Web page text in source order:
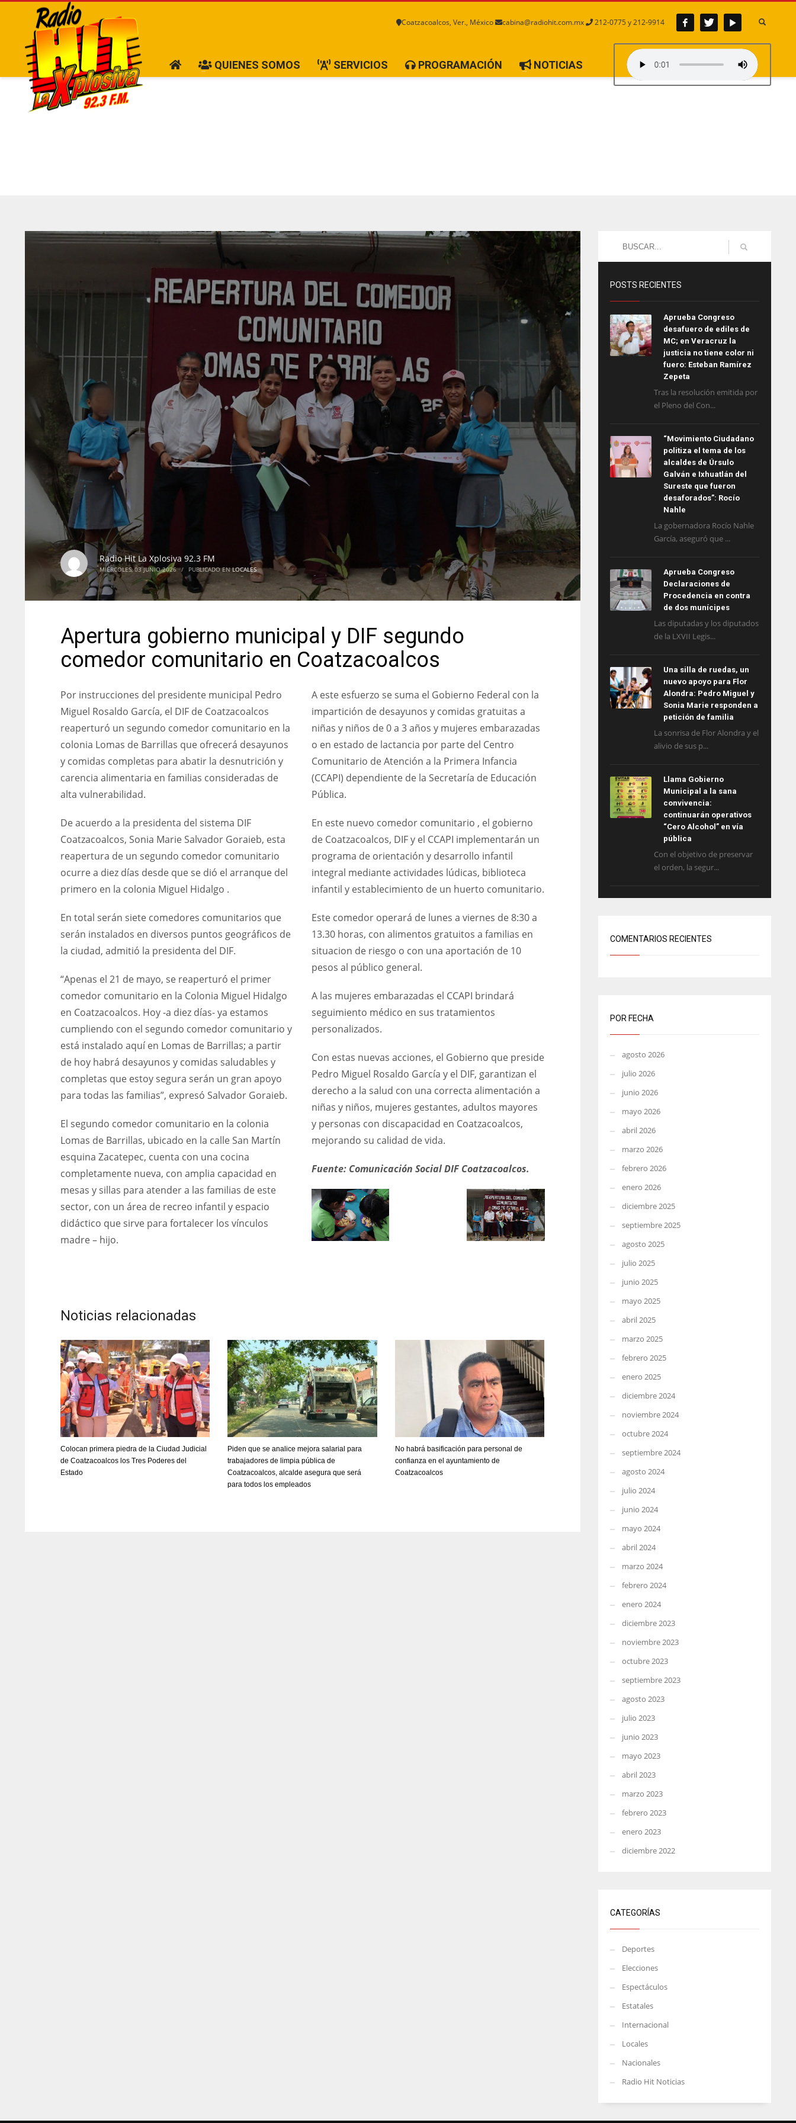
Coatzacoalcos, Ver., México cabina@radiohit.com.mx 212-0775 y 212-9914
QUIENES SOMOS SERVICIOS PROGRAMACIÓN NOTICIAS
Radio Hit La Xplosiva 92.3 FM
MIÉRCOLES, 03 JUNIO 2026 / PUBLICADO ENLOCALES
Apertura gobierno municipal y DIF segundo
comedor comunitario en Coatzacoalcos
Por instrucciones del presidente municipal Pedro
Miguel Rosaldo García, el DIF de Coatzacoalcos
reaperturó un segundo comedor comunitario en la
colonia Lomas de Barrillas que ofrecerá desayunos
y comidas completas para abatir la desnutrición y
carencia alimentaria en familias consideradas de
alta vulnerabilidad.
De acuerdo a la presidenta del sistema DIF
Coatzacoalcos, Sonia Marie Salvador Goraieb, esta
reapertura de un segundo comedor comunitario
ocurre a diez días desde que se dió el arranque del
primero en la colonia Miguel Hidalgo .
En total serán siete comedores comunitarios que
serán instalados en diversos puntos geográficos de
la ciudad, admitió la presidenta del DIF.
“Apenas el 21 de mayo, se reaperturó el primer
comedor comunitario en la Colonia Miguel Hidalgo
en Coatzacoalcos. Hoy -a diez días- ya estamos
cumpliendo con el segundo comedor comunitario y
está instalado aquí en Lomas de Barrillas; a partir
de hoy habrá desayunos y comidas saludables y
completas que estoy segura serán un gran apoyo
para todas las familias”, expresó Salvador Goraieb.
El segundo comedor comunitario en la colonia
Lomas de Barrillas, ubicado en la calle San Martín
esquina Zacatepec, cuenta con una cocina
completamente nueva, con amplia capacidad en
mesas y sillas para atender a las familias de este
sector, con un área de recreo infantil y espacio
didáctico que sirve para fortalecer los vínculos
madre – hijo.
A este esfuerzo se suma el Gobierno Federal con la
impartición de desayunos y comidas gratuitas a
niñas y niños de 0 a 3 años y mujeres embarazadas
o en estado de lactancia por parte del Centro
Comunitario de Atención a la Primera Infancia
(CCAPI) dependiente de la Secretaría de Educación
Pública.
En este nuevo comedor comunitario , el gobierno
de Coatzacoalcos, DIF y el CCAPI implementarán un
programa de orientación y desarrollo infantil
integral mediante actividades lúdicas, biblioteca
infantil y establecimiento de un huerto comunitario.
Este comedor operará de lunes a viernes de 8:30 a
13.30 horas, con alimentos gratuitos a familias en
situacion de riesgo o con una aportación de 10
pesos al público general.
A las mujeres embarazadas el CCAPI brindará
seguimiento médico en sus tratamientos
personalizados.
Con estas nuevas acciones, el Gobierno que preside
Pedro Miguel Rosaldo García y el DIF, garantizan el
derecho a la salud con una correcta alimentación a
niñas y niños, mujeres gestantes, adultos mayores
y personas con discapacidad en Coatzacoalcos,
mejorando su calidad de vida.
Fuente: Comunicación Social DIF Coatzacoalcos.
Noticias relacionadas
Colocan primera piedra de la Ciudad Judicial
de Coatzacoalcos los Tres Poderes del
Estado
Piden que se analice mejora salarial para
trabajadores de limpia pública de
Coatzacoalcos, alcalde asegura que será
para todos los empleados
No habrá basificación para personal de
confianza en el ayuntamiento de
Coatzacoalcos
POSTS RECIENTES
Aprueba Congreso
desafuero de ediles de
MC; en Veracruz la
justicia no tiene color ni
fuero: Esteban Ramírez
Zepeta
Tras la resolución emitida por
el Pleno del Con...
“Movimiento Ciudadano
politiza el tema de los
alcaldes de Úrsulo
Galván e Ixhuatlán del
Sureste que fueron
desaforados”: Rocío
Nahle
La gobernadora Rocío Nahle
García, aseguró que ...
Aprueba Congreso
Declaraciones de
Procedencia en contra
de dos munícipes
Las diputadas y los diputados
de la LXVII Legis...
Una silla de ruedas, un
nuevo apoyo para Flor
Alondra: Pedro Miguel y
Sonia Marie responden a
petición de familia
La sonrisa de Flor Alondra y el
alivio de sus p...
Llama Gobierno
Municipal a la sana
convivencia:
continuarán operativos
“Cero Alcohol” en vía
pública
Con el objetivo de preservar
el orden, la segur...
COMENTARIOS RECIENTES
POR FECHA
agosto 2026
julio 2026
junio 2026
mayo 2026
abril 2026
marzo 2026
febrero 2026
enero 2026
diciembre 2025
septiembre 2025
agosto 2025
julio 2025
junio 2025
mayo 2025
abril 2025
marzo 2025
febrero 2025
enero 2025
diciembre 2024
noviembre 2024
octubre 2024
septiembre 2024
agosto 2024
julio 2024
junio 2024
mayo 2024
abril 2024
marzo 2024
febrero 2024
enero 2024
diciembre 2023
noviembre 2023
octubre 2023
septiembre 2023
agosto 2023
julio 2023
junio 2023
mayo 2023
abril 2023
marzo 2023
febrero 2023
enero 2023
diciembre 2022
CATEGORÍAS
Deportes
Elecciones
Espectáculos
Estatales
Internacional
Locales
Nacionales
Radio Hit Noticias